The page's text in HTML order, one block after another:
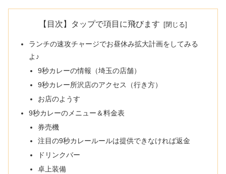
【目次】タップで項目に飛びます
ランチの速攻チャージでお昼休み拡大計画をしてみる
よ♪
9秒カレーの情報（埼玉の店舗）
9秒カレー所沢店のアクセス（行き方）
お店のようす
9秒カレーのメニュー＆料金表
券売機
注目の9秒カレールールは提供できなければ返金
ドリンクバー
卓上装備